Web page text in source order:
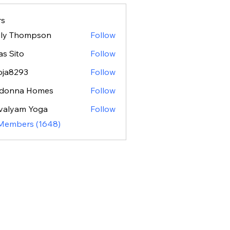
Thompson
Follow
Sito
Follow
Follow
Homes
Follow
Yoga
Follow
(1648)